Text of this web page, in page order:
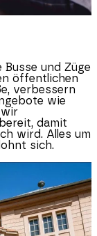
und Züge
öffentlichen
verbessern
wie
wir
damit
wird. Alles um
sich.